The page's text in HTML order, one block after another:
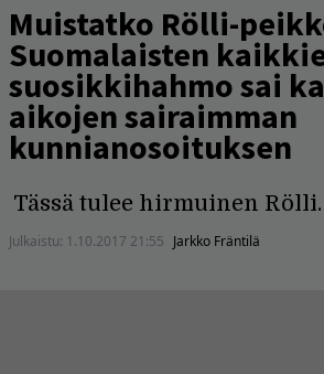
Muistatko Rölli-
Suomalaisten
suosikkihahmo sai
aikojen sairaimman
kunnianosoituksen
Tässä tulee hirmuinen
Julkaistu: 1.10.2017 21:55 Jarkko Fräntilä